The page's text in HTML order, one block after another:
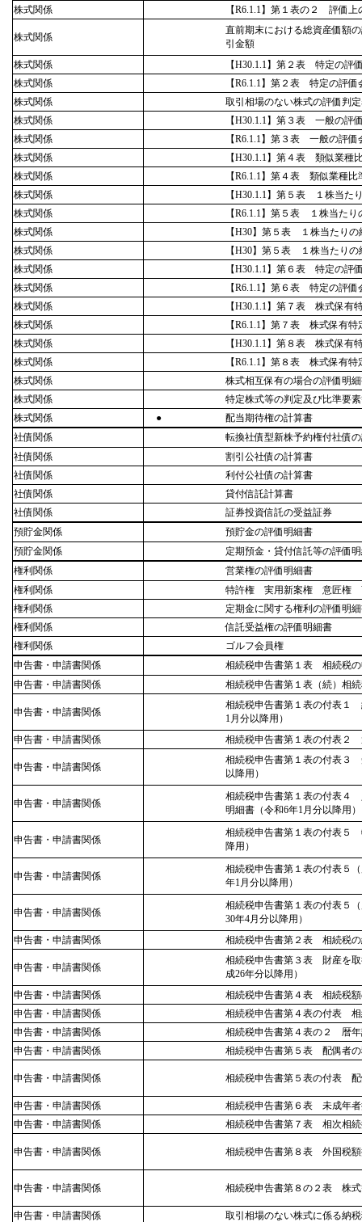
株式関係
【R6.1.1】第１表の２ 評価
株式関係
直前期末における総資産価額
引金額
株式関係
【H30.1.1】第２表 特定の評
株式関係
【R6.1.1】第２表 特定の評
株式関係
取引相場のない株式の評価判
株式関係
【H30.1.1】第３表 一般の評
株式関係
【R6.1.1】第３表 一般の評
株式関係
【H30.1.1】第４表 類似業種
株式関係
【R6.1.1】第４表 類似業種
株式関係
【H30.1.1】第５表 １株当た
株式関係
【R6.1.1】第５表 １株当た
株式関係
【H30】第５表 １株当たり
株式関係
【H30】第５表 １株当たり
株式関係
【H30.1.1】第６表 特定の評
株式関係
【R6.1.1】第６表 特定の評
株式関係
【H30.1.1】第７表 株式保有
株式関係
【R6.1.1】第７表 株式保有
株式関係
【H30.1.1】第８表 株式保有
株式関係
【R6.1.1】第８表 株式保有
株式関係
株式相互保有の場合の評価明
株式関係
特定株式等の判定及び比準要
株式関係
●
配当期待権の計算書
社債関係
転換社債型新株予約権付社債
社債関係
割引公社債の計算書
社債関係
利付公社債の計算書
社債関係
貸付信託計算書
社債関係
証券投資信託の受益証券
預貯金関係
預貯金の評価明細書
預貯金関係
定期預金・貸付信託等の評価
権利関係
営業権の評価明細書
権利関係
特許権 実用新案権 意匠権
権利関係
定期金に関する権利の評価明
権利関係
信託受益権の評価明細書
権利関係
ゴルフ会員権
申告書・申請書関係
相続税申告書第１表 相続税の
申告書・申請書関係
相続税申告書第１表（続）相
申告書・申請書関係
相続税申告書第１表の付表１
1月分以降用）
申告書・申請書関係
相続税申告書第１表の付表２
申告書・申請書関係
相続税申告書第１表の付表３
以降用）
申告書・申請書関係
相続税申告書第１表の付表４
明細書（令和6年1月分以降用）
申告書・申請書関係
相続税申告書第１表の付表５
降用）
申告書・申請書関係
相続税申告書第１表の付表５
年1月分以降用）
申告書・申請書関係
相続税申告書第１表の付表５
30年4月分以降用）
申告書・申請書関係
相続税申告書第２表 相続税の
申告書・申請書関係
相続税申告書第３表 財産を取
成26年分以降用）
申告書・申請書関係
相続税申告書第４表 相続税額
申告書・申請書関係
相続税申告書第４表の付表 相
申告書・申請書関係
相続税申告書第４表の２ 暦年
申告書・申請書関係
相続税申告書第５表 配偶者の
申告書・申請書関係 相続税申告書第５表の付表 配
申告書・申請書関係
相続税申告書第６表 未成年者
申告書・申請書関係
相続税申告書第７表 相次相続
申告書・申請書関係 相続税申告書第８表 外国税額
申告書・申請書関係 相続税申告書第８の２表 株式
申告書・申請書関係 取引相場のない株式に係る納